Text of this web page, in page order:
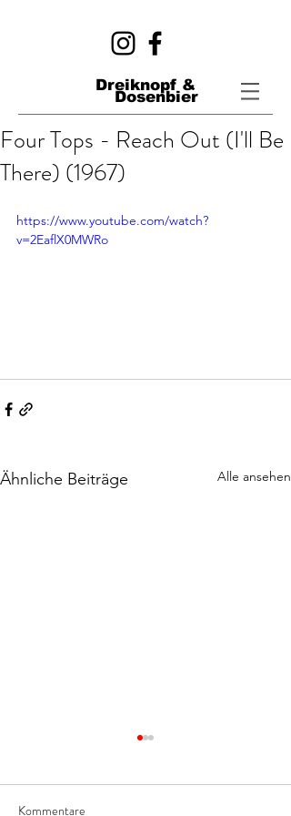
Dreiknopf &
Dosenbier
Four Tops - Reach Out (I'll Be
There) (1967)
https://www.youtube.com/watch?
v=2EaflX0MWRo
Ähnliche Beiträge Alle ansehen
Kommentare